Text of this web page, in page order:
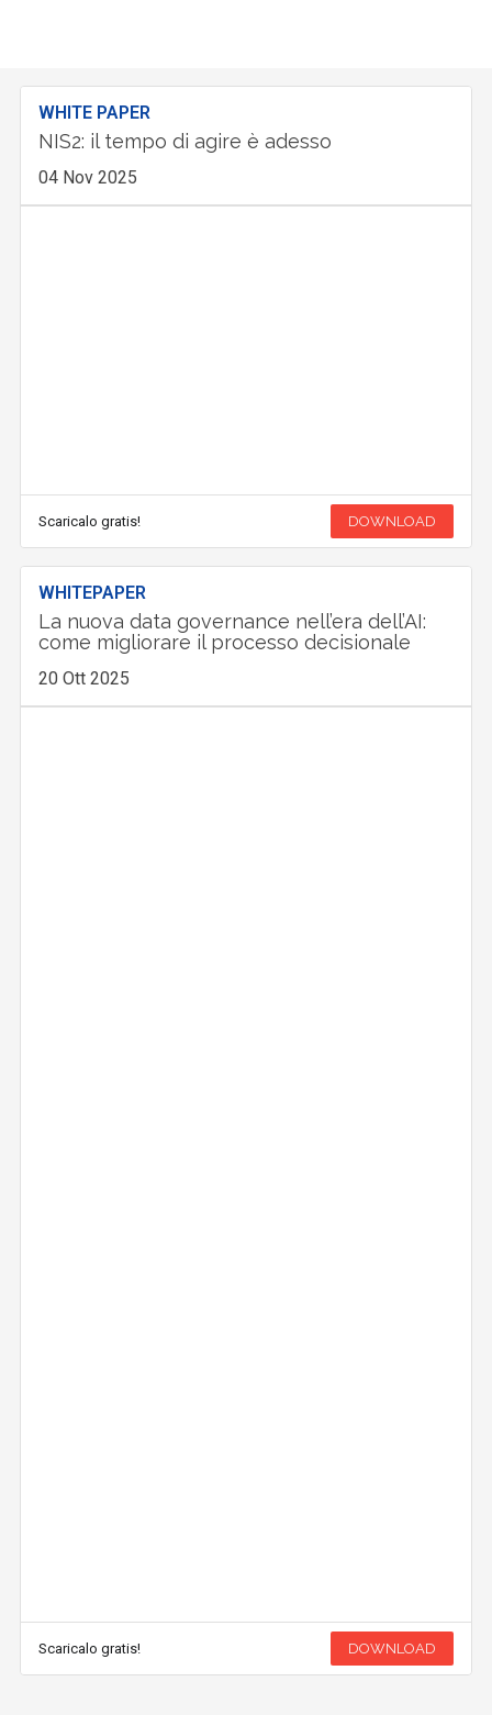
WHITE PAPER
NIS2: il tempo di agire è adesso
04 Nov 2025
Scaricalo gratis! DOWNLOAD
WHITEPAPER
La nuova data governance nell’era dell’AI:
come migliorare il processo decisionale
20 Ott 2025
Scaricalo gratis! DOWNLOAD